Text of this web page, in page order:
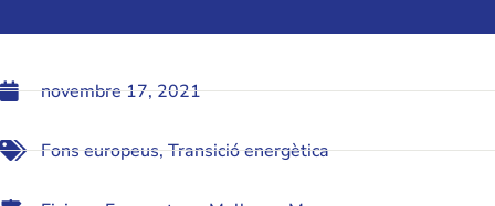
novembre 17, 2021
Fons europeus,Transició energètica